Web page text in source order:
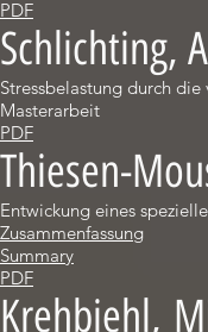
PDF
Schlichting,
Stressbelastung durch
Masterarbeit
PDF
Thiesen-
Entwickung eines
Zusammenfassung
Summary
PDF
Krehbiehl,